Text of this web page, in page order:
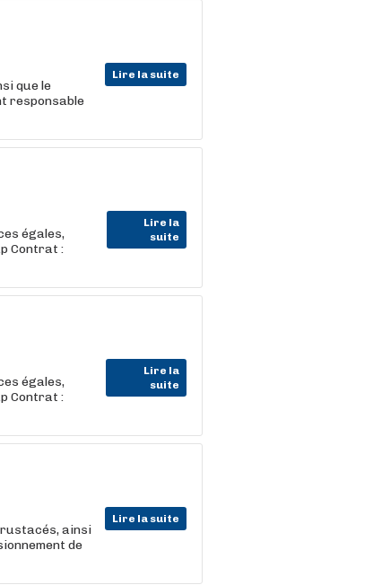
Lire la suite
que le
responsable
Lire la
suite
égales,
Contrat :
Lire la
suite
égales,
Contrat :
Lire la suite
ainsi
de